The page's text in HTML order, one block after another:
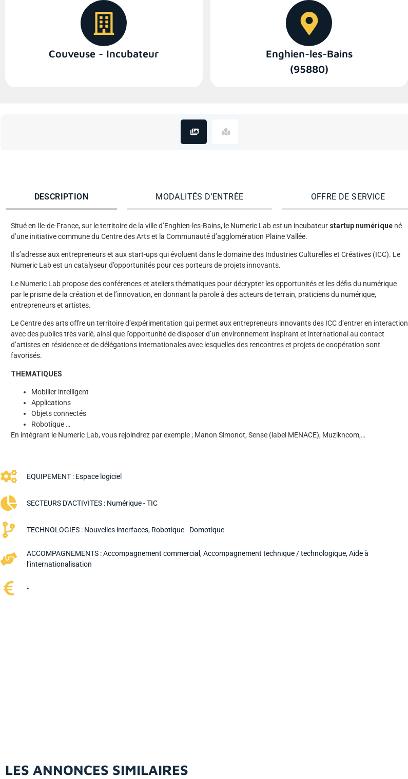
Couveuse - Incubateur
Enghien-les-Bains
(95880)
DESCRIPTION MODALITÉS D'ENTRÉE OFFRE DE SERVICE
Situé en Ile-de-France, sur le territoire de la ville d’Enghien-les-Bains, le Numeric Lab est un incubateur startup numérique né
d’une initiative commune du Centre des Arts et la Communauté d’agglomération Plaine Vallée.
Il s’adresse aux entrepreneurs et aux start-ups qui évoluent dans le domaine des Industries Culturelles et Créatives (ICC). Le
Numeric Lab est un catalyseur d’opportunités pour ces porteurs de projets innovants.
Le Numeric Lab propose des conférences et ateliers thématiques pour décrypter les opportunités et les défis du numérique
par le prisme de la création et de l’innovation, en donnant la parole à des acteurs de terrain, praticiens du numérique,
entrepreneurs et artistes.
Le Centre des arts offre un territoire d’expérimentation qui permet aux entrepreneurs innovants des ICC d’entrer en interaction
avec des publics très varié, ainsi que l’opportunité de disposer d’un environnement inspirant et international au contact
d’artistes en résidence et de délégations internationales avec lesquelles des rencontres et projets de coopération sont
favorisés.
THEMATIQUES
Mobilier intelligent
Applications
Objets connectés
Robotique …
En intégrant le Numeric Lab, vous rejoindrez par exemple ; Manon Simonot, Sense (label MENACE), Muzikncom,…
EQUIPEMENT : Espace logiciel
SECTEURS D'ACTIVITES : Numérique - TIC
TECHNOLOGIES : Nouvelles interfaces, Robotique - Domotique
ACCOMPAGNEMENTS :Accompagnement commercial ,Accompagnement technique / technologique,Aide à
l’internationalisation
-
LES ANNONCES SIMILAIRES